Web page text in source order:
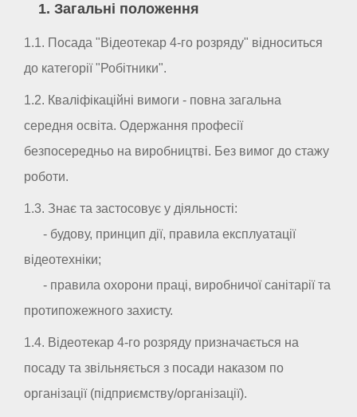
1. Загальні положення
1.1. Посада "Відеотекар 4-го розряду" відноситься
до категорії "Робітники".
1.2. Кваліфікаційні вимоги - повна загальна
середня освіта. Одержання професії
безпосередньо на виробництві. Без вимог до стажу
роботи.
1.3. Знає та застосовує у діяльності:
- будову, принцип дії, правила експлуатації
відеотехніки;
- правила охорони праці, виробничої санітарії та
протипожежного захисту.
1.4. Відеотекар 4-го розряду призначається на
посаду та звільняється з посади наказом по
організації (підприємству/організації).